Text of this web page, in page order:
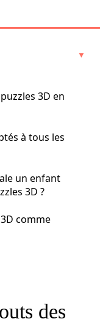
3D en
à tous les
un enfant
3D ?
comme
des